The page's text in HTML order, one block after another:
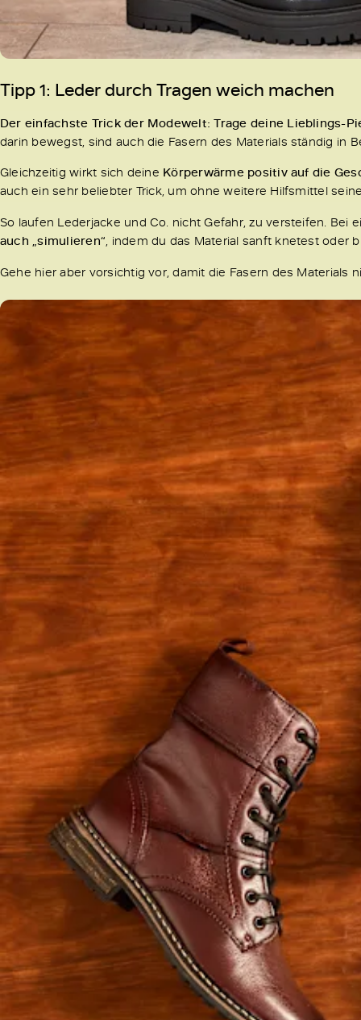
Tipp 1: Leder durch Tragen weich machen
Der einfachste Trick der Modewelt: Trage deine Lieblings-
darin bewegst, sind auch die Fasern des Materials ständig in
Gleichzeitig wirkt sich deine Körperwärme positiv auf die
auch ein sehr beliebter Trick, um ohne weitere Hilfsmittel
So laufen Lederjacke und Co. nicht Gefahr, zu versteifen. Bei
auch „simulieren“, indem du das Material sanft knetest oder
Gehe hier aber vorsichtig vor, damit die Fasern des Materials